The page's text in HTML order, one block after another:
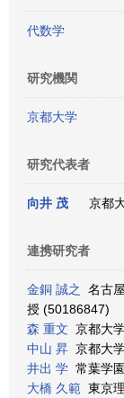
代数学
研究機関
京都大学
研究代表者
向井 茂 京都
連携研究者
金銅 誠之
名古
授 (50186847)
森 重文 京都大
中山 昇 京都大
井出 学 常葉学
大橋 久範 東京